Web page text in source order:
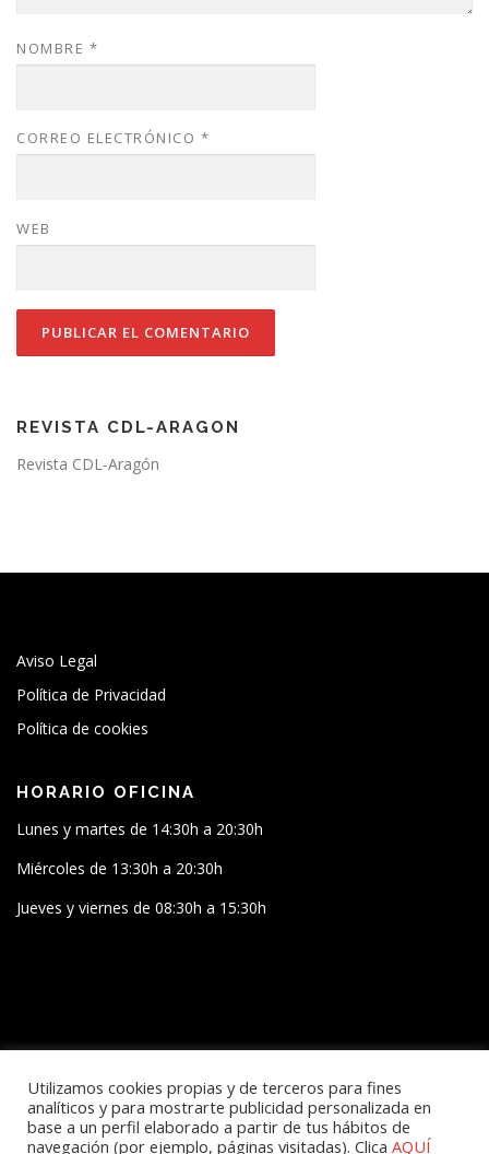
NOMBRE *
CORREO ELECTRÓNICO *
WEB
REVISTA CDL-ARAGON
Revista CDL-Aragón
Aviso Legal
Política de Privacidad
Política de cookies
HORARIO OFICINA
Lunes y martes de 14:30h a 20:30h
Miércoles de 13:30h a 20:30h
Jueves y viernes de 08:30h a 15:30h
Utilizamos cookies propias y de terceros para fines
analíticos y para mostrarte publicidad personalizada en
base a un perfil elaborado a partir de tus hábitos de
navegación (por ejemplo, páginas visitadas). Clica AQUÍ